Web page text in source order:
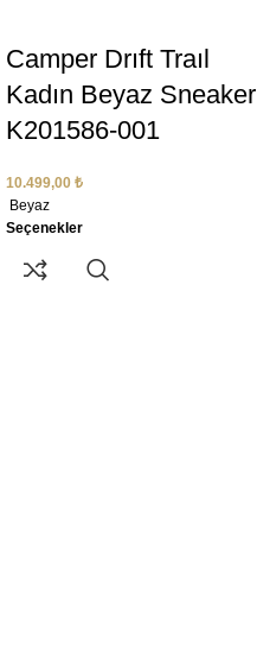
Camper Drıft Traıl
Kadın Beyaz Sneaker
K201586-001
10.499,00 ₺
Beyaz
Seçenekler